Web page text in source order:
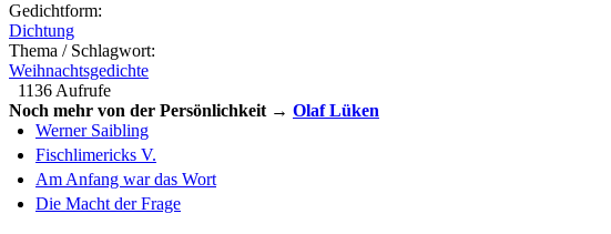
Gedichtform:
Dichtung
Thema / Schlagwort:
Weihnachtsgedichte
1136 Aufrufe
Noch mehr von der Persönlichkeit → Olaf Lüken
Werner Saibling
Fischlimericks V.
Am Anfang war das Wort
Die Macht der Frage